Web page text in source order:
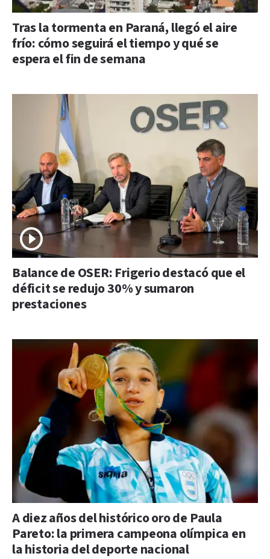
Tras la tormenta en Paraná, llegó el aire
frío: cómo seguirá el tiempo y qué se
espera el fin de semana
Balance de OSER: Frigerio destacó que el
déficit se redujo 30% y sumaron
prestaciones
A diez años del histórico oro de Paula
Pareto: la primera campeona olímpica en
la historia del deporte nacional